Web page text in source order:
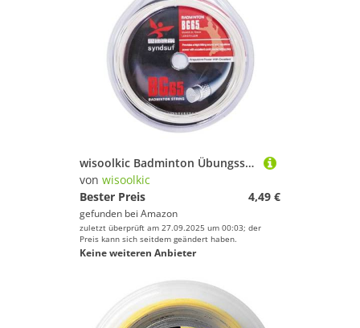
wisoolkic Badminton Übungsschläger Saite 0,7 mm Durchmesser Anti-Elastizität Federball Reparatur Nylonschnur Zubehör Zubehör 10 Meter, Weiß
von wisoolkic
Bester Preis
4,49 €
gefunden bei Amazon
zuletzt überprüft am 27.09.2025 um 00:03; der
Preis kann sich seitdem geändert haben.
Keine weiteren Anbieter